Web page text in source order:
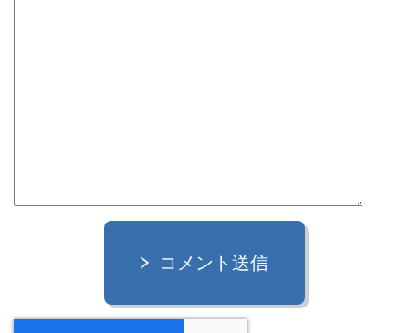
コメント送信